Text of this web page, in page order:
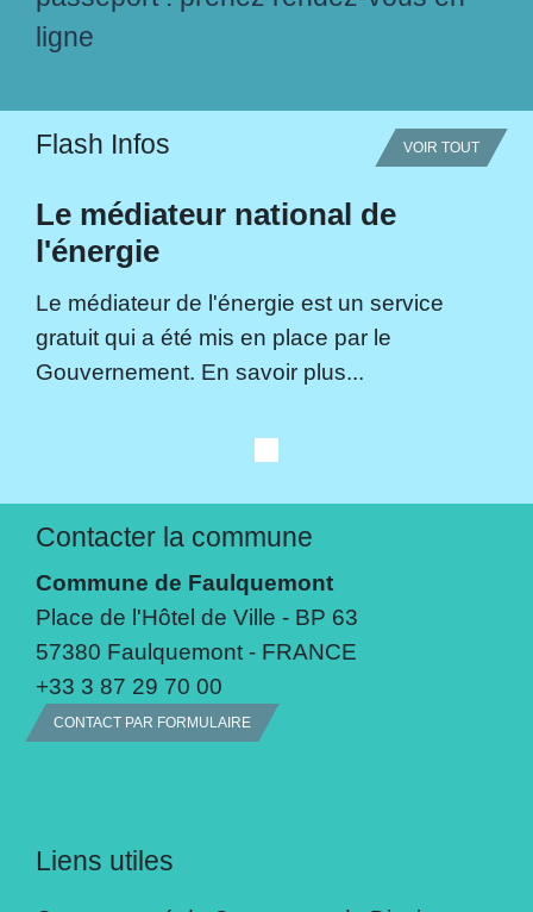
ligne
Flash Infos VOIR TOUT
Le médiateur national de
l'énergie
Le médiateur de l'énergie est un service
gratuit qui a été mis en place par le
Gouvernement. En savoir plus...
Contacter la commune
Commune de Faulquemont
Place de l'Hôtel de Ville - BP 63
57380 Faulquemont - FRANCE
+33 3 87 29 70 00
CONTACT PAR FORMULAIRE
Liens utiles